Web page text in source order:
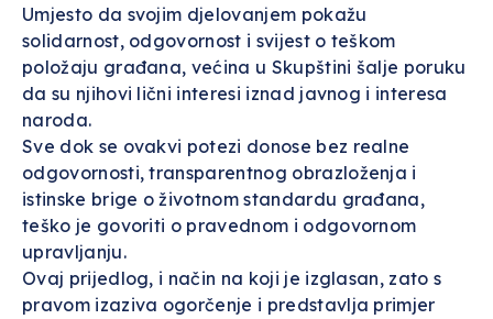
Umjesto da svojim djelovanjem pokažu
solidarnost, odgovornost i svijest o teškom
položaju građana, većina u Skupštini šalje poruku
da su njihovi lični interesi iznad javnog i interesa
naroda.
Sve dok se ovakvi potezi donose bez realne
odgovornosti, transparentnog obrazloženja i
istinske brige o životnom standardu građana,
teško je govoriti o pravednom i odgovornom
upravljanju.
Ovaj prijedlog, i način na koji je izglasan, zato s
pravom izaziva ogorčenje i predstavlja primjer